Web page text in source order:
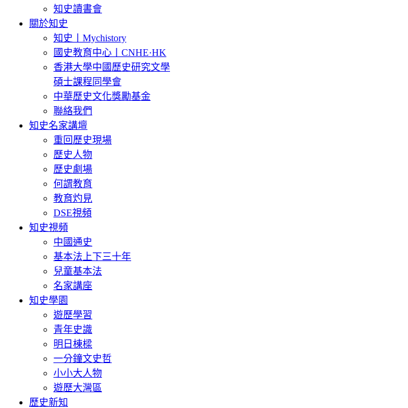
知史讀書會
關於知史
知史丨Mychistory
國史教育中心丨CNHE·HK
香港大學中國歷史研究文學
碩士課程同學會
中華歷史文化獎勵基金
聯絡我們
知史名家講壇
重回歷史現場
歷史人物
歷史劇場
何謂教育
教育灼見
DSE視頻
知史視頻
中國通史
基本法上下三十年
兒童基本法
名家講座
知史學園
遊歷學習
青年史識
明日棟樑
一分鐘文史哲
小小大人物
遊歷大灣區
歷史新知